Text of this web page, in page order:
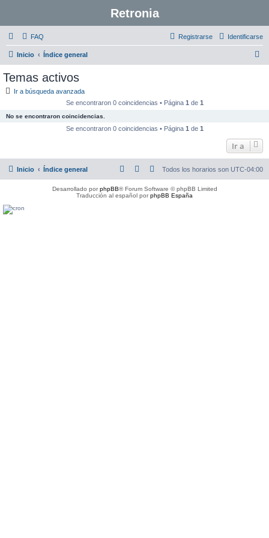
Retronia
FAQ Identificarse
Registrarse
Inicio Índice general
Temas activos
Ir a búsqueda avanzada
Se encontraron 0 coincidencias • Página 1 de 1
No se encontraron coincidencias.
Se encontraron 0 coincidencias • Página 1 de 1
Ir a
Inicio Índice general Todos los horarios son UTC-04:00
Desarrollado porphpBB® Forum Software © phpBB Limited
Traducción al español porphpBB España